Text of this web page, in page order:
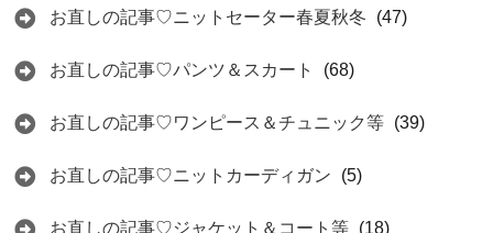
お直しの記事♡ニットセーター春夏秋冬 (47)
お直しの記事♡パンツ＆スカート (68)
お直しの記事♡ワンピース＆チュニック等 (39)
お直しの記事♡ニットカーディガン (5)
お直しの記事♡ジャケット＆コート等 (18)